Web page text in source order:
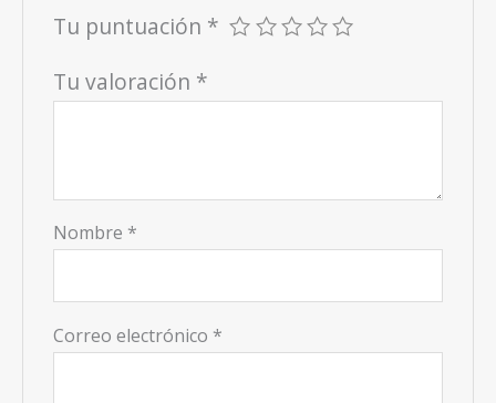
Tu puntuación *
Tu valoración *
Nombre *
Correo electrónico *